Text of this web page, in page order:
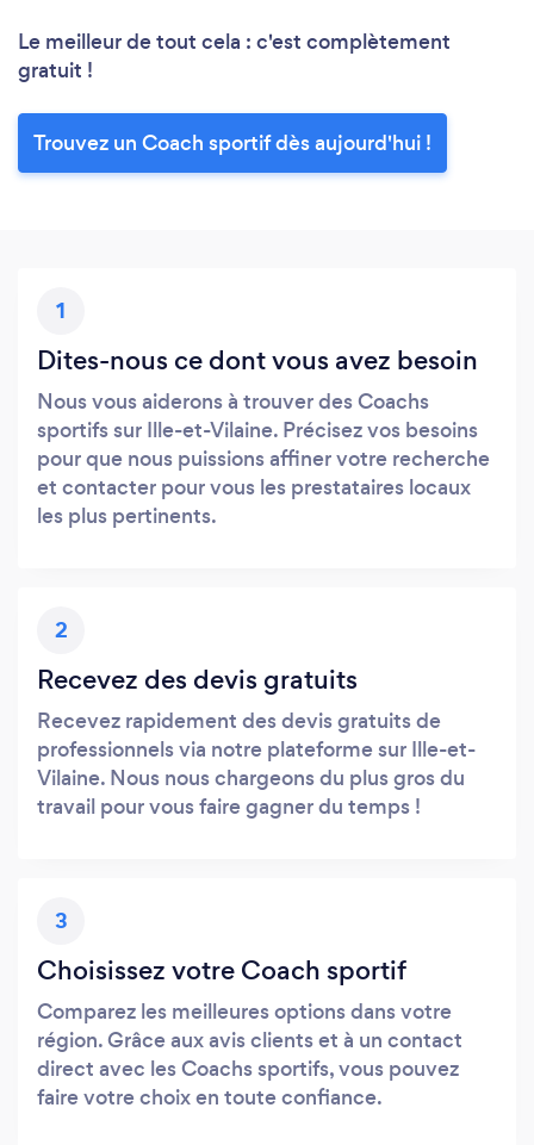
Le meilleur de tout cela : c'est complètement
gratuit !
Trouvez un Coach sportif dès aujourd'hui !
1
Dites-nous ce dont vous avez besoin
Nous vous aiderons à trouver des Coachs
sportifs sur Ille-et-Vilaine. Précisez vos besoins
pour que nous puissions affiner votre recherche
et contacter pour vous les prestataires locaux
les plus pertinents.
2
Recevez des devis gratuits
Recevez rapidement des devis gratuits de
professionnels via notre plateforme sur Ille-et-
Vilaine. Nous nous chargeons du plus gros du
travail pour vous faire gagner du temps !
3
Choisissez votre Coach sportif
Comparez les meilleures options dans votre
région. Grâce aux avis clients et à un contact
direct avec les Coachs sportifs, vous pouvez
faire votre choix en toute confiance.